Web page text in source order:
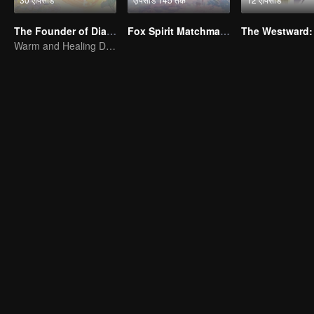
The Founder of Diabolism Q
Warm and Healing Daily Life
Fox Spirit Matchmaker